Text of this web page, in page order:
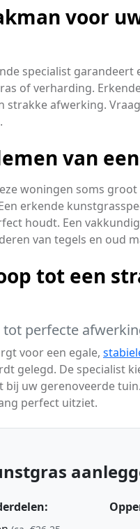
voor
specialist
of verharding.
strakke afwerking.
van
woningen soms
erkende
houdt. Een
van tegels en oud
tot een
perfecte
voor een egale,
gelegd. De specialist
uw gerenoveerde
perfect uitziet.